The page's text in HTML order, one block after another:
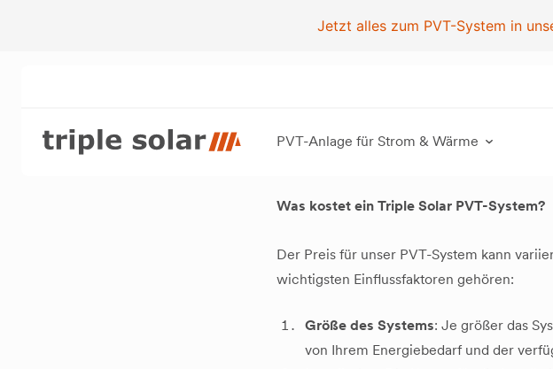
Jetzt alles zum PVT-System in
PVT-Anlage für Strom & Wärme
Was kostet ein Triple Solar PVT-System?
Der Preis für unser PVT-System kann
wichtigsten Einflussfaktoren gehören:
Größe des Systems: Je größer das
von Ihrem Energiebedarf und der